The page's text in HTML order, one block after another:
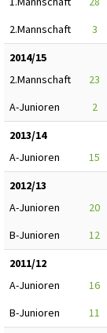
2.Mannschaft
3
2014/15
2.Mannschaft
23
A-Junioren
2
2013/14
A-Junioren
15
2012/13
A-Junioren
20
B-Junioren
12
2011/12
A-Junioren
16
B-Junioren
11